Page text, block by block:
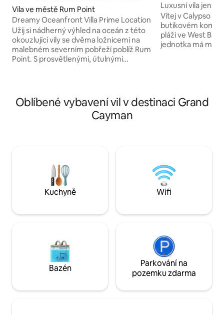
Vila ve městě Rum Point
Dreamy Oceanfront Villa Prime Location
Užij si nádherný výhled na oceán z této
okouzlující vily se dvěma ložnicemi na
malebném severním pobřeží poblíž Rum
Point. S prosvětlenými, útulnými
chráněném mořském parku a nabízí
neuvěřitelné šnorchlování - stačí si vzít
boty do bazénu nebo ploutve! Vydej se
okamžik tady je kousek ráje.
Luxusní vila jen
Vítej v Calypso
butikovém
pláži ve West
jednotka má
Keurig, Apple TV,
Oblíbené vybavení vil v destinaci Grand
Cayman
Kuchyně Wifi
Bazén
Parkování na
pozemku zdarma